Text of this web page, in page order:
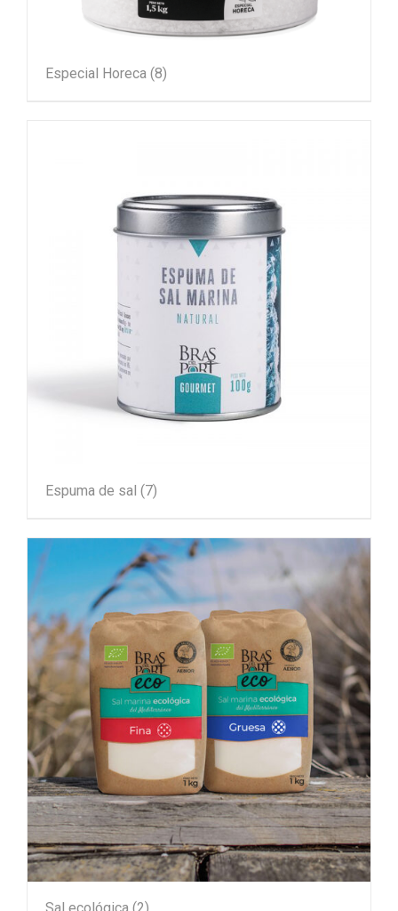
Especial Horeca (8)
Espuma de sal (7)